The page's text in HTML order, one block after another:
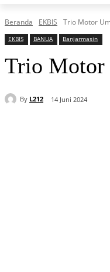
Beranda EKBIS Trio Motor
EKBIS BANUA Banjarmasin
Trio Motor
By L212 14 Juni 2024